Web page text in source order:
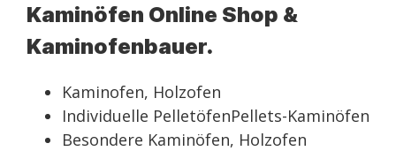
Kaminöfen Online Shop &
Kaminofenbauer.
Kaminofen, Holzofen
Individuelle PelletöfenPellets-Kaminöfen
Besondere Kaminöfen, Holzofen